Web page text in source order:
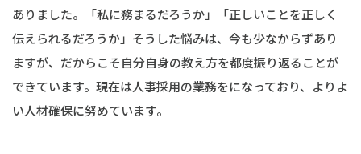
ありました。「私に務まるだろうか」「正しいことを正しく
伝えられるだろうか」そうした悩みは、今も少なからずあり
ますが、だからこそ自分自身の教え方を都度振り返ることが
できています。現在は人事採用の業務をになっており、よりよ
い人材確保に努めています。